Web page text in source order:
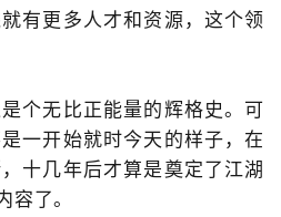
有更多人才和资源，这个领
个无比正能量的辉格史。可
一开始就时今天的样子，在
十几年后才算是奠定了江湖
容了。